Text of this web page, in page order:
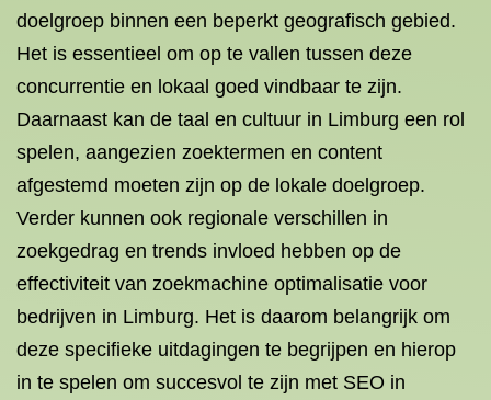
doelgroep binnen een beperkt geografisch gebied.
Het is essentieel om op te vallen tussen deze
concurrentie en lokaal goed vindbaar te zijn.
Daarnaast kan de taal en cultuur in Limburg een rol
spelen, aangezien zoektermen en content
afgestemd moeten zijn op de lokale doelgroep.
Verder kunnen ook regionale verschillen in
zoekgedrag en trends invloed hebben op de
effectiviteit van zoekmachine optimalisatie voor
bedrijven in Limburg. Het is daarom belangrijk om
deze specifieke uitdagingen te begrijpen en hierop
in te spelen om succesvol te zijn met SEO in